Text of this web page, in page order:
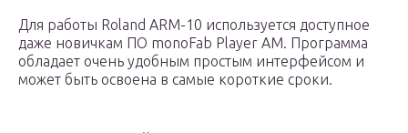
Для работы Roland ARM-10 используется доступное
даже новичкам ПО monoFab Player AM. Программа
обладает очень удобным простым интерфейсом и
может быть освоена в самые короткие сроки.